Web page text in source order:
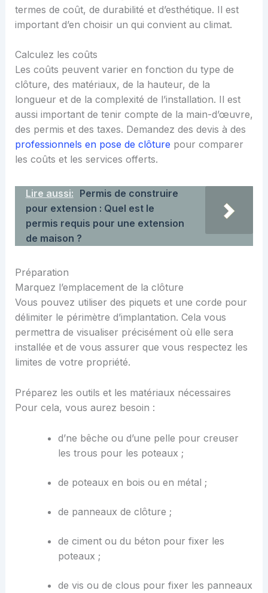
termes de coût, de durabilité et d’esthétique. Il est
important d’en choisir un qui convient au climat.
Calculez les coûts
Les coûts peuvent varier en fonction du type de
clôture, des matériaux, de la hauteur, de la
longueur et de la complexité de l’installation. Il est
aussi important de tenir compte de la main-d’œuvre,
des permis et des taxes. Demandez des devis à des
professionnels en pose de clôture pour comparer
les coûts et les services offerts.
Lire aussi: Permis de construire
pour extension : Quel est le
permis requis pour une extension
de maison ?
Préparation
Marquez l’emplacement de la clôture
Vous pouvez utiliser des piquets et une corde pour
délimiter le périmètre d’implantation. Cela vous
permettra de visualiser précisément où elle sera
installée et de vous assurer que vous respectez les
limites de votre propriété.
Préparez les outils et les matériaux nécessaires
Pour cela, vous aurez besoin :
d’ne bêche ou d’une pelle pour creuser
les trous pour les poteaux ;
de poteaux en bois ou en métal ;
de panneaux de clôture ;
de ciment ou du béton pour fixer les
poteaux ;
de vis ou de clous pour fixer les panneaux